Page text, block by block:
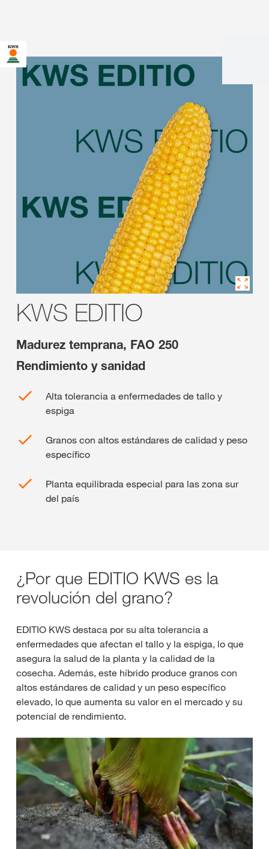
KWS EDITIO
Madurez temprana, FAO 250
Rendimiento y sanidad
Alta tolerancia a enfermedades de tallo y
espiga
Granos con altos estándares de calidad y peso
específico
Planta equilibrada especial para las zona sur
del país
¿Por que EDITIO KWS es la
revolución del grano?
EDITIO KWS destaca por su alta tolerancia a
enfermedades que afectan el tallo y la espiga, lo que
asegura la salud de la planta y la calidad de la
cosecha. Además, este híbrido produce granos con
altos estándares de calidad y un peso específico
elevado, lo que aumenta su valor en el mercado y su
potencial de rendimiento.